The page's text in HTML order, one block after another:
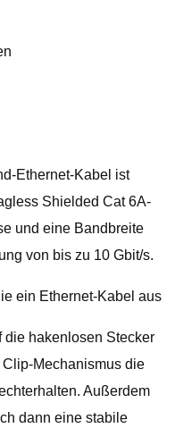
Ethernet-Kabel ist
Shielded Cat 6A-
und eine Bandbreite
von bis zu 10 Gbit/s.
ein Ethernet-Kabel aus
die hakenlosen Stecker
Mechanismus die
Außerdem
dann eine stabile